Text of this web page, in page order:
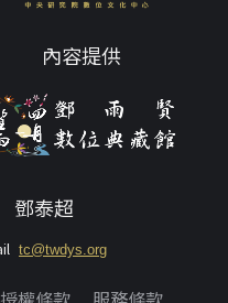
內容提供
鄧泰超
tc@twdys.org